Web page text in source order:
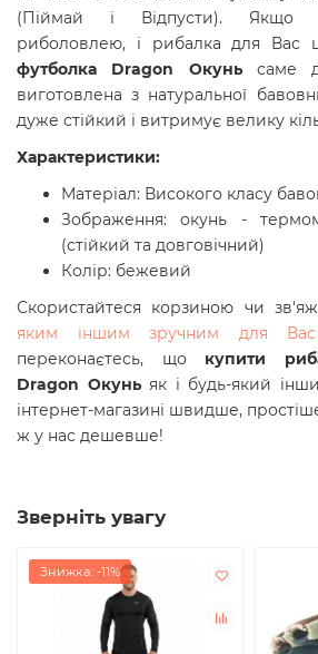
(Піймай і Відпусти). Якщо
риболовлею, і рибалка для Вас
футболка Dragon Окуньсаме
виготовлена з натуральної
дуже стійкий і витримує велику
Характеристики:
Матеріал: Високого класу
Зображення: окунь -
(стійкий та довговічний)
Колір: бежевий
Скористайтеся корзиною чи
яким іншим зручним для Вас
переконаєтесь, що купити
Dragon Окунь як і будь-який
інтернет-магазині швидше,
ж у нас дешевше!
Зверніть увагу
Знижка: -11%